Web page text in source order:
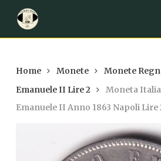
main
Home Monete Monete
Emanuele II Lire 2
Moneta
Emanuele II Anno 1863 Napoli Lire